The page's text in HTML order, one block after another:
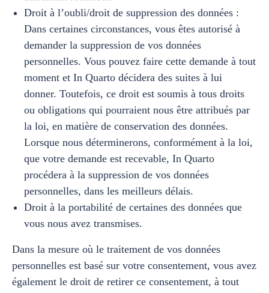
Droit à l’oubli/droit de suppression des données :
Dans certaines circonstances, vous êtes autorisé à
demander la suppression de vos données
personnelles. Vous pouvez faire cette demande à tout
moment et In Quarto décidera des suites à lui
donner. Toutefois, ce droit est soumis à tous droits
ou obligations qui pourraient nous être attribués par
la loi, en matière de conservation des données.
Lorsque nous déterminerons, conformément à la loi,
que votre demande est recevable, In Quarto
procédera à la suppression de vos données
personnelles, dans les meilleurs délais.
Droit à la portabilité de certaines des données que
vous nous avez transmises.
Dans la mesure où le traitement de vos données
personnelles est basé sur votre consentement, vous avez
également le droit de retirer ce consentement, à tout